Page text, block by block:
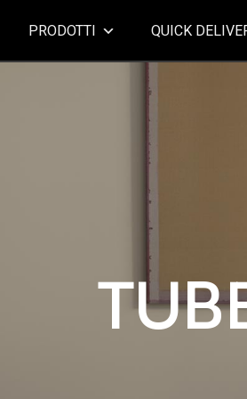
PRODOTTI QUICK